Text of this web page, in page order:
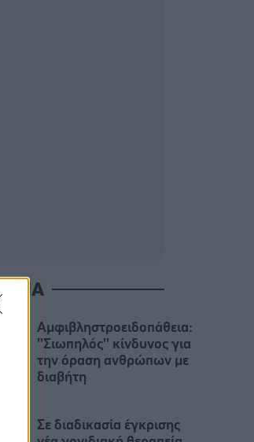
Αμφιβληστροειδοπάθεια:
''Σιωπηλός'' κίνδυνος για
την όραση ανθρώπων με
διαβήτη
Σε διαδικασία έγκρισης